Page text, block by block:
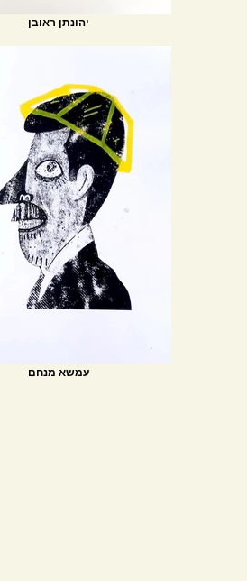
יהונתן ראובן
עמשא מנחם